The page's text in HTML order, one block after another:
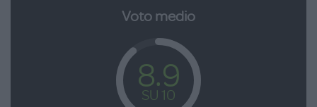
Voto medio
8.9
SU 10